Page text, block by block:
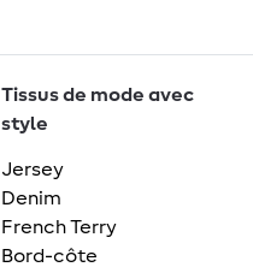
Tissus de mode avec
style
Jersey
Denim
French Terry
Bord-côte